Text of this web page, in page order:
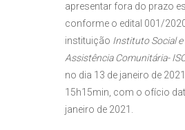
apresentar fora do prazo
conforme o edital 001/
instituição Instituto Social
Assistência Comunitária-
no dia 13 de janeiro de
15h15min, com o ofício
janeiro de 2021.